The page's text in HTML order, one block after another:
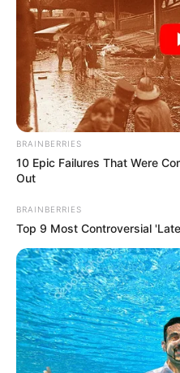
BRAINBERRIES
10 Epic Failures That Were
Out
BRAINBERRIES
Top 9 Most Controversial